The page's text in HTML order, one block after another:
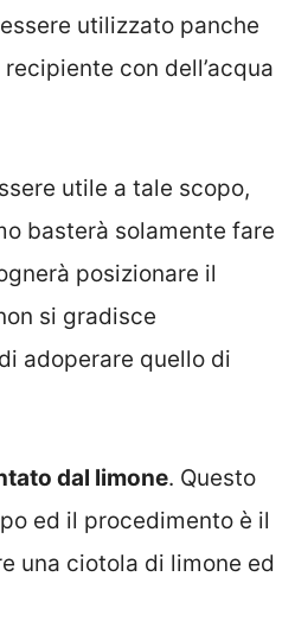
utilizzato panche
con dell’acqua
utile a tale scopo,
basterà solamente fare
posizionare il
si gradisce
adoperare quello di
dal limone. Questo
ed il procedimento è il
una ciotola di limone ed